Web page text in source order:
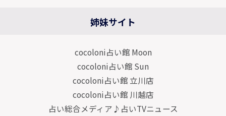
姉妹サイト
cocoloni占い館 Moon
cocoloni占い館 Sun
cocoloni占い館 立川店
cocoloni占い館 川越店
占い総合メディア♪占いTVニュース